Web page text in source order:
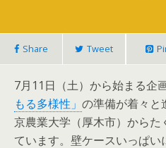
Share Tweet
7月11日（土）から始まる企
もる多様性」 の準備が着々と
京農業大学（厚木市）から
ています。壁ケースいっぱい